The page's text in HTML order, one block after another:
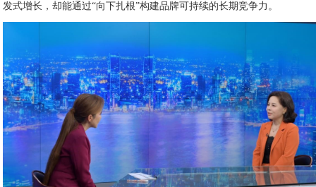
发式增长，却能通过“向下扎根”构建品牌可持续的长期竞争力。